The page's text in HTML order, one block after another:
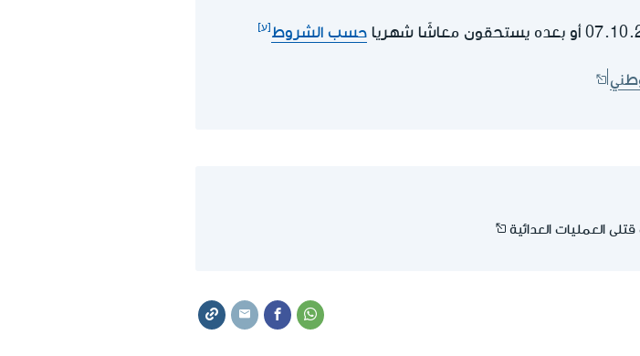
حسب الشروط
العمليات العدائية